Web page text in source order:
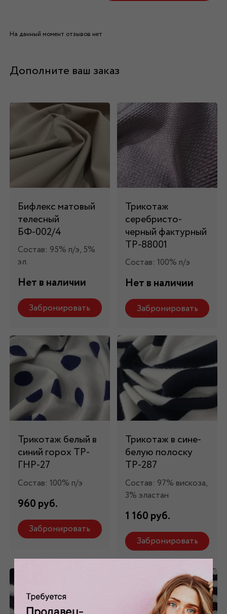
На данный момент отзывов нет
Дополните ваш заказ
Бифлекс матовый
телесный
БФ-002/4
Состав: 95% п/э, 5%
эл.
Нет в наличии
Забронировать
Трикотаж
серебристо-
черный фактурный
ТР-88001
Состав: 100% п/э
Нет в наличии
Забронировать
Трикотаж белый в
синий горох ТР-
ГНР-27
Состав: 100% п/э
960 руб.
Забронировать
Трикотаж в сине-
белую полоску
ТР-287
Состав: 97% вискоза,
3% эластан
1 160 руб.
Забронировать